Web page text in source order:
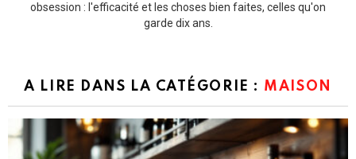
obsession : l'efficacité et les choses bien faites, celles qu'on
garde dix ans.
A LIRE DANS LA CATÉGORIE : MAISON